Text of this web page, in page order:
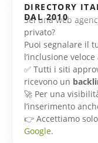
DIRECTORY
DAL 2010
Sei una web
privato?
Puoi segnalare il
l’inclusione
✅ Tutti i siti
ricevono un
🚀 Per una
l’inserimento
👉 Accettiamo
Google.